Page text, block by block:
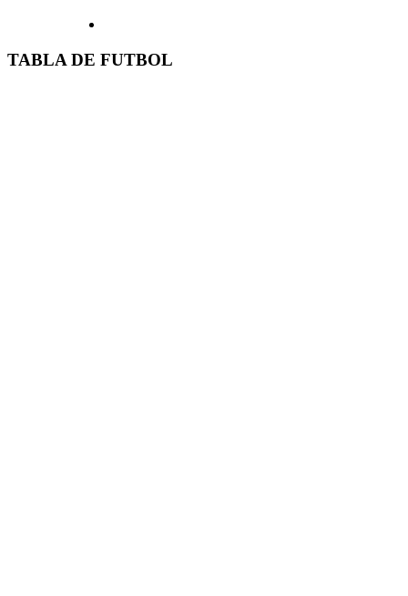
TABLA DE FUTBOL